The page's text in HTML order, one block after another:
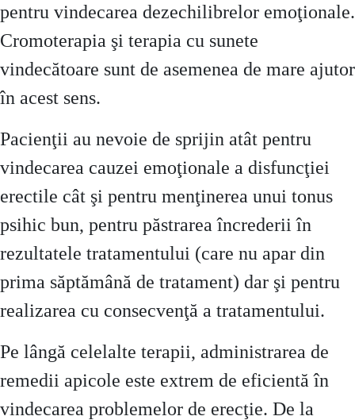
pentru vindecarea dezechilibrelor emoţionale.
Cromoterapia şi terapia cu sunete
vindecătoare sunt de asemenea de mare ajutor
în acest sens.
Pacienţii au nevoie de sprijin atât pentru
vindecarea cauzei emoţionale a disfuncţiei
erectile cât şi pentru menţinerea unui tonus
psihic bun, pentru păstrarea încrederii în
rezultatele tratamentului (care nu apar din
prima săptămână de tratament) dar şi pentru
realizarea cu consecvenţă a tratamentului.
Pe lângă celelalte terapii, administrarea de
remedii apicole este extrem de eficientă în
vindecarea problemelor de erecţie. De la